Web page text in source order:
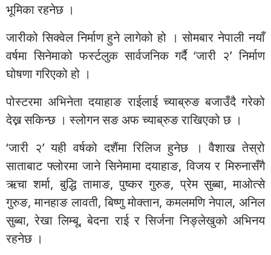
भूमिका रहनेछ ।
जारीको सिक्वेल निर्माण हुने लागेको हो । सोमबार नेपाली नयाँ
वर्षमा सिनेमाको फर्स्टलुक सार्वजनिक गर्दै ‘जारी २’ निर्माण
घोषणा गरिएको हो ।
पोस्टरमा अभिनेता दयाहाङ राईलाई च्याब्रुङ बजाउँदै गरेको
देख्न सकिन्छ । स्लोगन सङ अफ च्याब्रुङ राखिएको छ ।
‘जारी २’ यही वर्षको दशैंमा रिलिज हुनेछ । वैशाख तेस्रो
साताबाट फ्लोरमा जाने सिनेमामा दयाहाङ, विजय र मिरुनासँगै
ऋचा शर्मा, बुद्धि तामाङ, पुष्कर गुरुङ, प्रेम सुब्बा, माओत्से
गुरुङ, मानहाङ लावती, बिष्णु मोक्तान, कमलमणि नेपाल, अनिल
सुब्बा, रेखा लिम्बू, बेदना राई र सिर्जना निङ्लेखुको अभिनय
रहनेछ ।